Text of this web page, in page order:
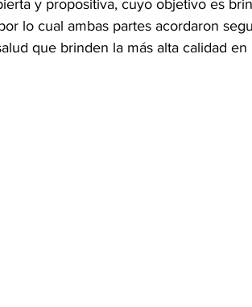
y propositiva, cuyo objetivo es
lo cual ambas partes acordaron
que brinden la más alta calidad en